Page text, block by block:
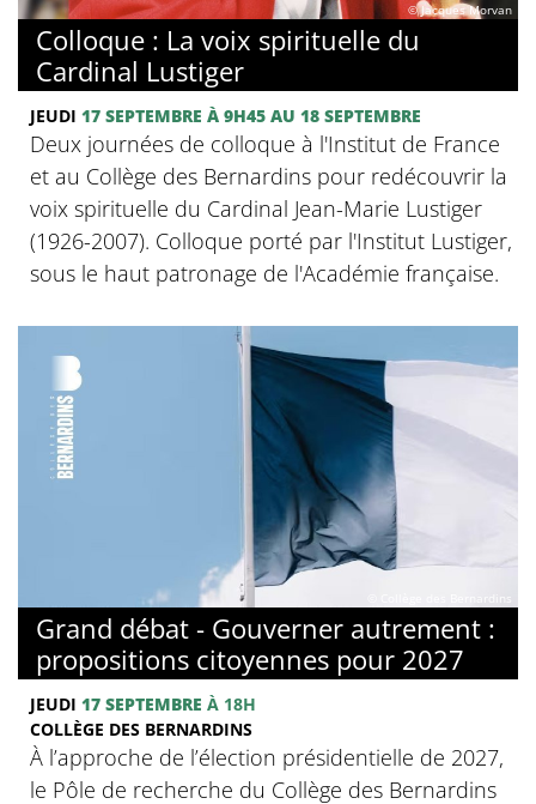
© Jacques Morvan
Colloque : La voix spirituelle du
Cardinal Lustiger
JEUDI 17 SEPTEMBRE À 9H45 AU 18 SEPTEMBRE
Deux journées de colloque à l'Institut de France
et au Collège des Bernardins pour redécouvrir la
voix spirituelle du Cardinal Jean-Marie Lustiger
(1926-2007). Colloque porté par l'Institut Lustiger,
sous le haut patronage de l'Académie française.
Grand débat - Gouverner autrement :
propositions citoyennes pour 2027
JEUDI 17 SEPTEMBRE À 18H
COLLÈGE DES BERNARDINS
À l’approche de l’élection présidentielle de 2027,
le Pôle de recherche du Collège des Bernardins